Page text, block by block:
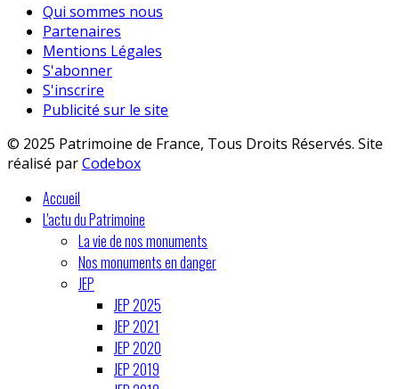
Qui sommes nous
Partenaires
Mentions Légales
S'abonner
S'inscrire
Publicité sur le site
© 2025 Patrimoine de France, Tous Droits Réservés. Site
réalisé parCodebox
Accueil
L'actu du Patrimoine
La vie de nos monuments
Nos monuments en danger
JEP
JEP 2025
JEP 2021
JEP 2020
JEP 2019